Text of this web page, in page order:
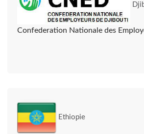
Confederation Nationale des
Ethiopie